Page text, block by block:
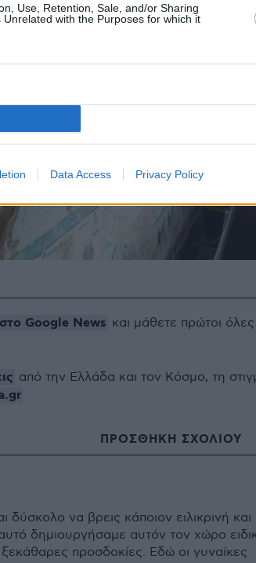
Use, Retention, Sale, and/or Sharing
with the Purposes for which it
Data Access Privacy Policy
Google News και μάθετε πρώτοι όλες
από την Ελλάδα και τον Κόσμο, τη
ΠΡΟΣΘΗΚΗ ΣΧΟΛΙΟΥ
δύσκολο να βρεις κάποιον ειλικρινή και
δημιουργήσαμε αυτόν τον χώρο
προσδοκίες. Εδώ οι γυναίκες